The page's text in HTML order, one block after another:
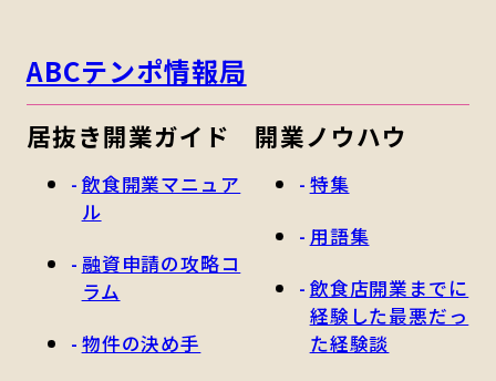
ABCテンポ情報局
居抜き開業ガイド
飲食開業マニュア
ル
融資申請の攻略コ
ラム
物件の決め手
開業ノウハウ
特集
用語集
飲食店開業までに
経験した最悪だっ
た経験談